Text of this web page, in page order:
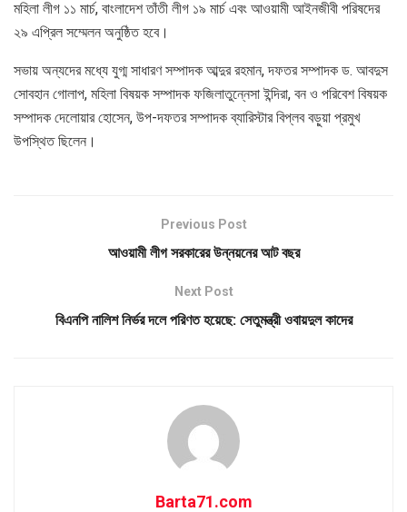
মহিলা লীগ ১১ মার্চ, বাংলাদেশ তাঁতী লীগ ১৯ মার্চ এবং আওয়ামী আইনজীবী পরিষদের
২৯ এপ্রিল সম্মেলন অনুষ্ঠিত হবে।
সভায় অন্যদের মধ্যে যুগ্ম সাধারণ সম্পাদক আব্দুর রহমান, দফতর সম্পাদক ড. আবদুস
সোবহান গোলাপ, মহিলা বিষয়ক সম্পাদক ফজিলাতুন্নেসা ইন্দিরা, বন ও পরিবেশ বিষয়ক
সম্পাদক দেলোয়ার হোসেন, উপ-দফতর সম্পাদক ব্যারিস্টার বিপ্লব বড়ুয়া প্রমুখ
উপস্থিত ছিলেন।
Previous Post
আওয়ামী লীগ সরকারের উন্নয়নের আট বছর
Next Post
বিএনপি নালিশ নির্ভর দলে পরিণত হয়েছে: সেতুমন্ত্রী ওবায়দুল কাদের
Barta71.com